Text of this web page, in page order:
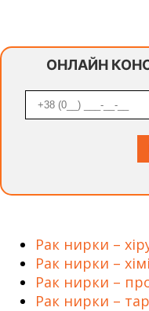
ОНЛАЙН
Рак нирки –
Рак нирки –
Рак нирки –
Рак нирки –